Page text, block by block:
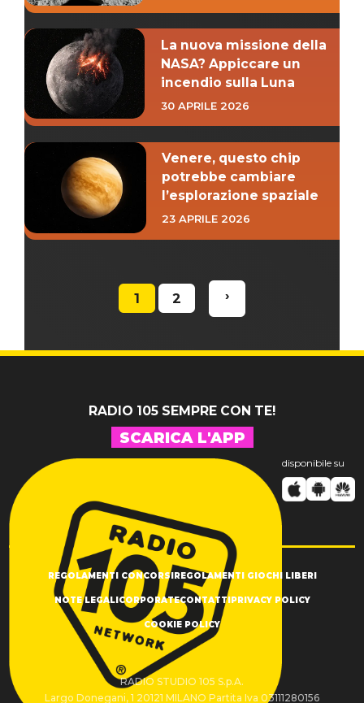
La nuova missione della
NASA? Appiccare un
incendio sulla Luna
30 APRILE 2026
Venere, questo chip
potrebbe cambiare
l’esplorazione spaziale
23 APRILE 2026
1 2 ›
RADIO 105 SEMPRE CON TE!
SCARICA L'APP
disponibile su
REGOLAMENTI CONCORSIREGOLAMENTI GIOCHI LIBERI
NOTE LEGALICORPORATECONTATTIPRIVACY POLICY
COOKIE POLICY
RADIO STUDIO 105 S.p.A.
Largo Donegani, 1 20121 MILANO Partita Iva 03111280156